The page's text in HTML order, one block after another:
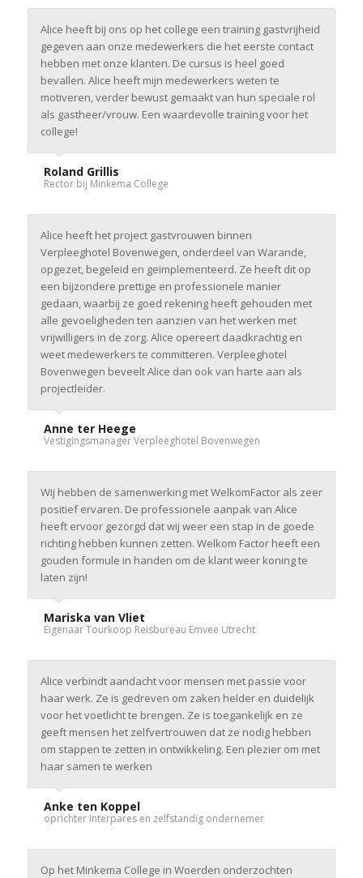
Alice heeft bij ons op het college een training gastvrijheid
gegeven aan onze medewerkers die het eerste contact
hebben met onze klanten. De cursus is heel goed
bevallen. Alice heeft mijn medewerkers weten te
motiveren, verder bewust gemaakt van hun speciale rol
als gastheer/vrouw. Een waardevolle training voor het
college!
Roland Grillis
Rector bij Minkema College
Alice heeft het project gastvrouwen binnen
Verpleeghotel Bovenwegen, onderdeel van Warande,
opgezet, begeleid en geïmplementeerd. Ze heeft dit op
een bijzondere prettige en professionele manier
gedaan, waarbij ze goed rekening heeft gehouden met
alle gevoeligheden ten aanzien van het werken met
vrijwilligers in de zorg. Alice opereert daadkrachtig en
weet medewerkers te committeren. Verpleeghotel
Bovenwegen beveelt Alice dan ook van harte aan als
projectleider.
Anne ter Heege
Vestigingsmanager Verpleeghotel Bovenwegen
Wij hebben de samenwerking met WelkomFactor als zeer
positief ervaren. De professionele aanpak van Alice
heeft ervoor gezorgd dat wij weer een stap in de goede
richting hebben kunnen zetten. Welkom Factor heeft een
gouden formule in handen om de klant weer koning te
laten zijn!
Mariska van Vliet
Eigenaar Tourkoop Reisbureau Emvee Utrecht
Alice verbindt aandacht voor mensen met passie voor
haar werk. Ze is gedreven om zaken helder en duidelijk
voor het voetlicht te brengen. Ze is toegankelijk en ze
geeft mensen het zelfvertrouwen dat ze nodig hebben
om stappen te zetten in ontwikkeling. Een plezier om met
haar samen te werken
Anke ten Koppel
oprichter Interpares en zelfstandig ondernemer
Op het Minkema College in Woerden onderzochten